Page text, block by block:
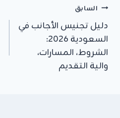
تصفّح
المقالات
السابق
دليل تجنيس الأجانب في
السعودية 2026:
الشروط، المسارات،
والية التقديم